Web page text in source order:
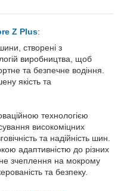
Z Plus:
створені з
виробництва, щоб
та безпечне водіння.
якість та
технологією
високоміцних
та надійність шин.
адаптивністю до різних
зчеплення на мокрому
та безпеку.